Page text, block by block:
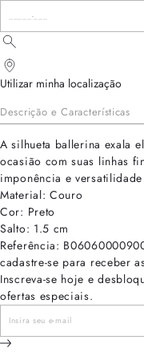
Utilizar minha localização
Descrição e Características
A silhueta ballerina exala
ocasião com suas linhas
imponência e
Material: Couro
Cor: Preto
Salto: 1.5 cm
Referência:
cadastre-se para receber
Inscreva-se hoje e
ofertas especiais.